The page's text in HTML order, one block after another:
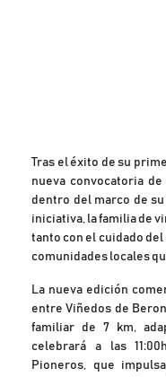
Tras el éxito de su
nueva convocatoria
dentro del marco de
iniciativa, la familia de
tanto con el cuidado
comunidades locales
La nueva edición
entre Viñedos de
familiar de 7 km,
celebrará a las
Pioneros, que